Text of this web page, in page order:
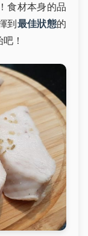
食材本身的品
到最佳狀態的
！